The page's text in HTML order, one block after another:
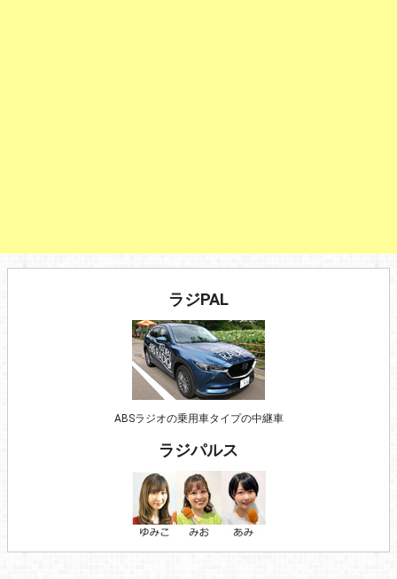
ラジPAL
ABSラジオの乗用車タイプの中継車
ラジパルス